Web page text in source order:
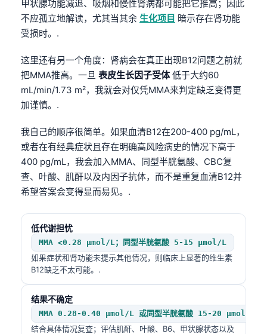
甲状腺功能减退、吸烟和慢性肾病都可能把它推高；因此
不应孤立地解读，尤其当其余 生化项目 暗示存在肾功能
受损时。.
这里还有另一个角度：肾病会在真正出现B12问题之前就
把MMA推高。一旦 表皮生长因子受体低于大约60
mL/min/1.73 m²，我就会对仅凭MMA来判定缺乏变得更
加谨慎。.
我自己的顺序很简单。如果血清B12在200-400 pg/mL，
或者在有经典症状且存在明确高风险病史的情况下高于
400 pg/mL，我会加入MMA、同型半胱氨酸、CBC复
查、叶酸、肌酐以及内因子抗体，而不是重复血清B12并
希望答案会变得显而易见。.
低代谢担忧
MMA <0.28 µmol/L；同型半胱氨酸 5-15 µmol/L
如果症状和肾功能未提示其他情况，则临床上显著的维生素
B12缺乏不太可能。.
结果不确定
MMA 0.28-0.40 µmol/L 或同型半胱氨酸 15-20 µmol/L
结合具体情况复查；评估肌酐、叶酸、B6、甲状腺状态以及